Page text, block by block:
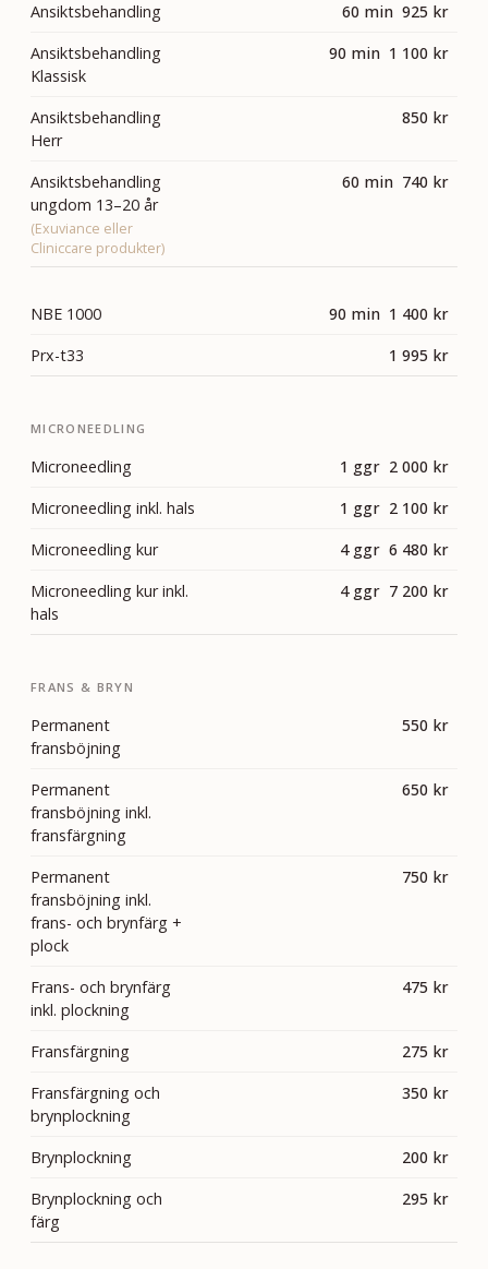
Ansiktsbehandling
60 min 925 kr
Ansiktsbehandling
Klassisk
90 min 1 100 kr
Ansiktsbehandling
Herr
850 kr
Ansiktsbehandling
ungdom 13–20 år
(Exuviance eller
Cliniccare produkter)
60 min 740 kr
NBE 1000
90 min 1 400 kr
Prx-t33
1 995 kr
MICRONEEDLING
Microneedling
1 ggr 2 000 kr
Microneedling inkl. hals
1 ggr 2 100 kr
Microneedling kur
4 ggr 6 480 kr
Microneedling kur inkl.
hals
4 ggr 7 200 kr
FRANS & BRYN
Permanent
fransböjning
550 kr
Permanent
fransböjning inkl.
fransfärgning
650 kr
Permanent
fransböjning inkl.
frans- och brynfärg +
plock
750 kr
Frans- och brynfärg
inkl. plockning
475 kr
Fransfärgning
275 kr
Fransfärgning och
brynplockning
350 kr
Brynplockning
200 kr
Brynplockning och
färg
295 kr